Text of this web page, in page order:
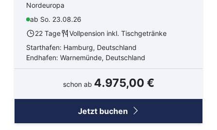
Nordeuropa
ab So. 23.08.26
22 Tage
Vollpension inkl. Tischgetränke
Starthafen: Hamburg, Deutschland
Endhafen: Warnemünde, Deutschland
schon ab 4.975,00 €
Jetzt buchen